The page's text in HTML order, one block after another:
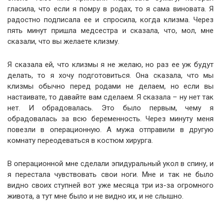
гласила, что если я помру в родах, то я сама виновата. Я
радостно подписала ее и спросила, когда клизма. Через
пять минут пришла медсестра и сказала, что, мол, мне
сказали, что вы желаете клизму.
Я сказала ей, что клизмы я не желаю, но раз ее уж будут
делать, то я хочу подготовиться. Она сказала, что мы
клизмы обычно перед родами не делаем, но если вы
настаивате, то давайте вам сделаем. Я сказала – ну нет так
нет. И обрадовалась. Это было первым, чему я
обрадовалась за всю беременность. Через минуту меня
повезли в операционную. А мужа отправили в другую
комнату переодеваться в костюм хирурга.
В операционной мне сделали эпидуральный укол в спину, и
я перестала чувствовать свои ноги. Мне и так не было
видно своих ступней вот уже месяца три из-за огромного
живота, а тут мне было и не видно их, и не слышно.